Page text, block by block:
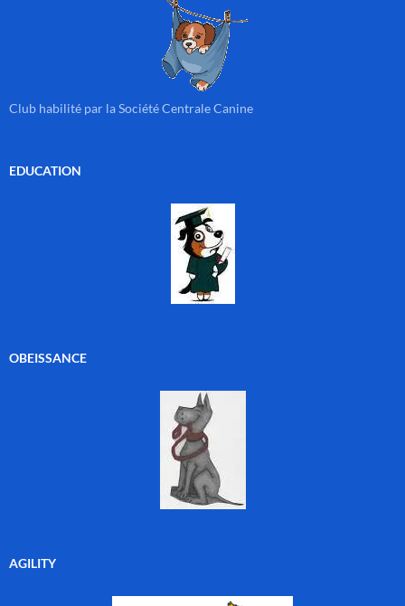
Club habilité par la Société Centrale Canine
EDUCATION
OBEISSANCE
AGILITY